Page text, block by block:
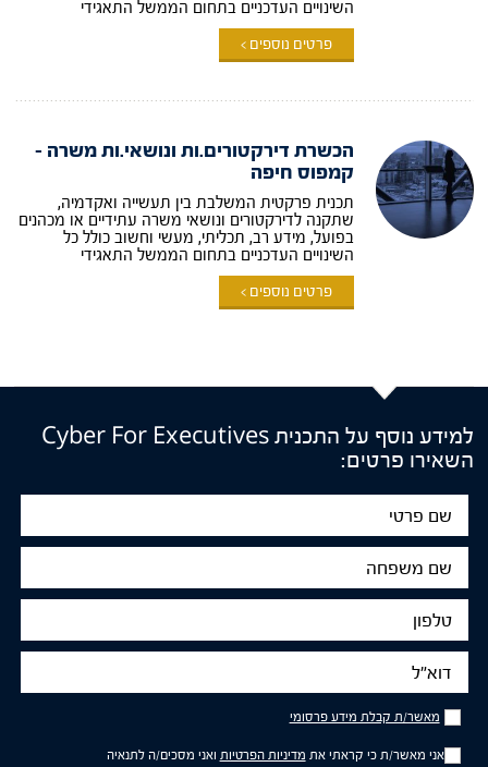
השינויים העדכניים בתחום הממשל התאגידי
פרטים נוספים >
הכשרת דירקטורים.ות ונושאי.ות משרה –
קמפוס חיפה
תכנית פרקטית המשלבת בין תעשייה ואקדמיה,
שתקנה לדירקטורים ונושאי משרה עתידיים או מכהנים
בפועל, מידע רב, תכליתי, מעשי וחשוב כולל כל
השינויים העדכניים בתחום הממשל התאגידי
פרטים נוספים >
למידע נוסף על התכנית Cyber For Executives
השאירו פרטים:
פרטי
משפחה
מאשר/ת
קבלת
מידע
פרסומי
מאשר/ת קבלת מידע פרסומי
אני מאשר/ת כי קראתי את מדיניות הפרטיות ואני מסכים/ה לתנאיה